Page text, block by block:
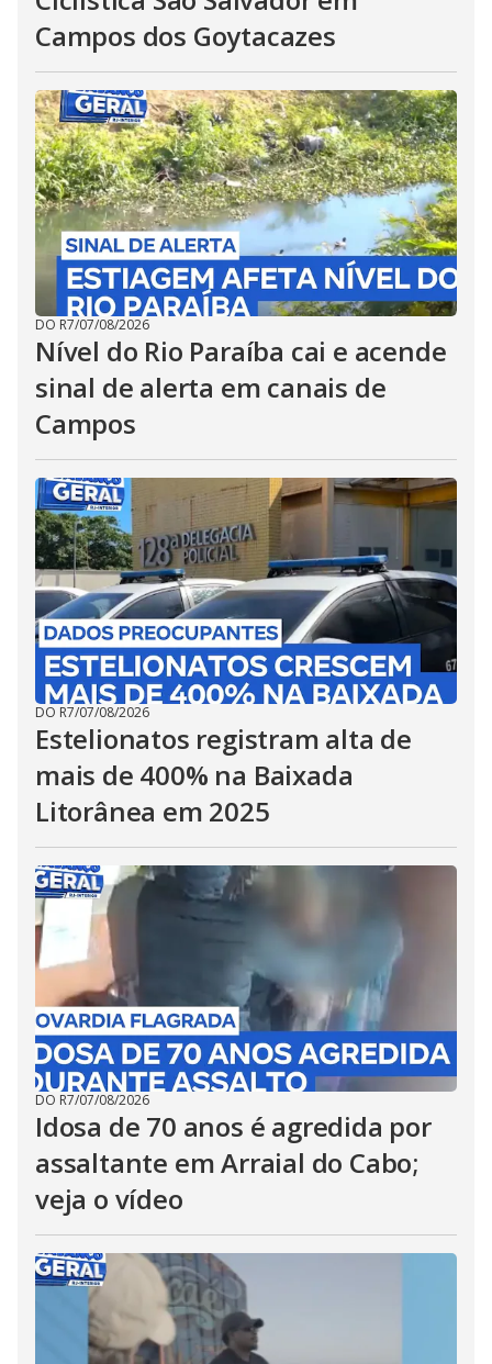
Campos dos Goytacazes
DO R7/07/08/2026
Nível do Rio Paraíba cai e acende
sinal de alerta em canais de
Campos
DO R7/07/08/2026
Estelionatos registram alta de
mais de 400% na Baixada
Litorânea em 2025
DO R7/07/08/2026
Idosa de 70 anos é agredida por
assaltante em Arraial do Cabo;
veja o vídeo